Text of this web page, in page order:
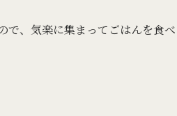
で、気楽に集まってごはんを食